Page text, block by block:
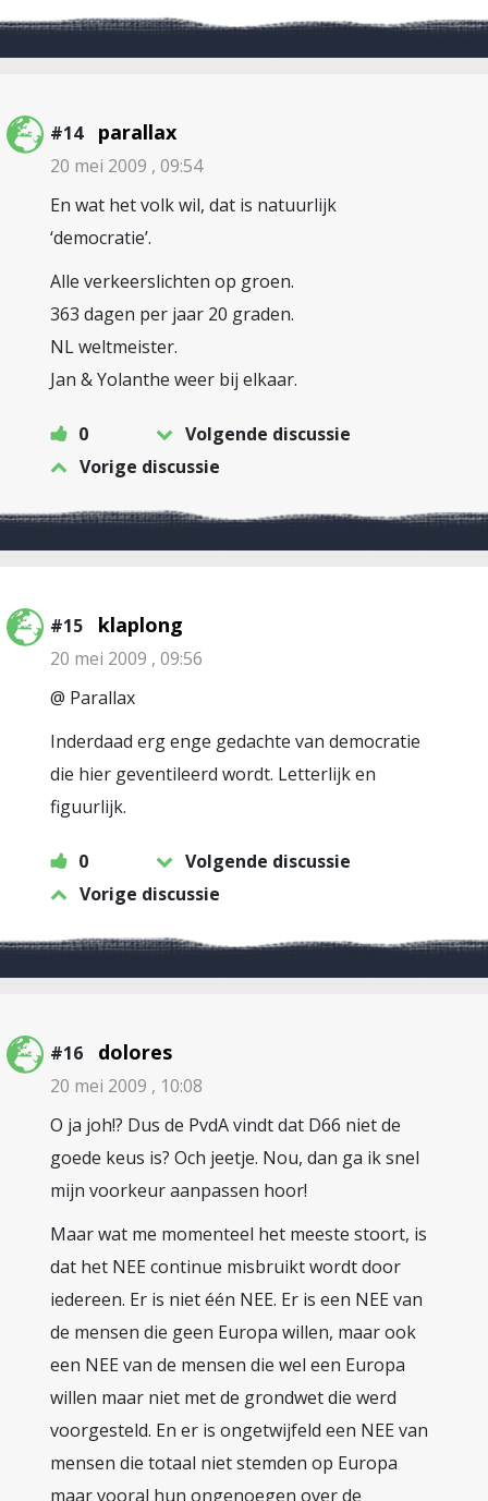
#14 parallax
20 mei 2009 , 09:54
En wat het volk wil, dat is natuurlijk
‘democratie’.
Alle verkeerslichten op groen.
363 dagen per jaar 20 graden.
NL weltmeister.
Jan & Yolanthe weer bij elkaar.
0
Volgende discussie
Vorige discussie
#15 klaplong
20 mei 2009 , 09:56
@ Parallax
Inderdaad erg enge gedachte van democratie
die hier geventileerd wordt. Letterlijk en
figuurlijk.
0
Volgende discussie
Vorige discussie
#16 dolores
20 mei 2009 , 10:08
O ja joh!? Dus de PvdA vindt dat D66 niet de
goede keus is? Och jeetje. Nou, dan ga ik snel
mijn voorkeur aanpassen hoor!
Maar wat me momenteel het meeste stoort, is
dat het NEE continue misbruikt wordt door
iedereen. Er is niet één NEE. Er is een NEE van
de mensen die geen Europa willen, maar ook
een NEE van de mensen die wel een Europa
willen maar niet met de grondwet die werd
voorgesteld. En er is ongetwijfeld een NEE van
mensen die totaal niet stemden op Europa
maar vooral hun ongenoegen over de